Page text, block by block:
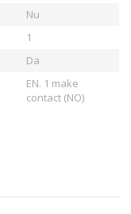
Nu
1
Da
EN. 1 make
contact (NO)